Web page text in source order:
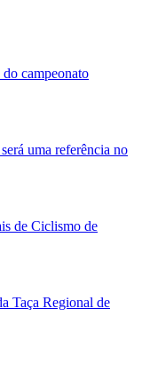
campeonato
uma referência no
de Ciclismo de
Taça Regional de